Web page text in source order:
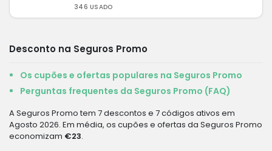
346 USADO
Desconto na Seguros Promo
Os cupões e ofertas populares na Seguros Promo
Perguntas frequentes da Seguros Promo (FAQ)
A Seguros Promo tem 7 descontos e 7 códigos ativos em
Agosto 2026. Em média, os cupões e ofertas da Seguros Promo
economizam €23.